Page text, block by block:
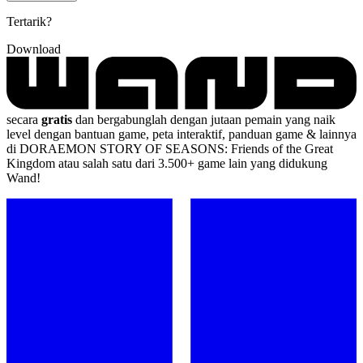
Tertarik?
Download
secara gratis dan bergabunglah dengan jutaan pemain yang naik
level dengan bantuan game, peta interaktif, panduan game & lainnya
di DORAEMON STORY OF SEASONS: Friends of the Great
Kingdom atau salah satu dari 3.500+ game lain yang didukung
Wand!